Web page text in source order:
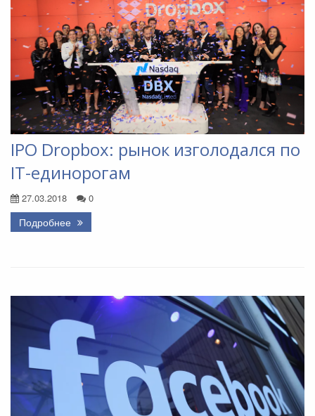
IPO Dropbox: рынок изголодался по
IT-единорогам
27.03.2018 0
Подробнее